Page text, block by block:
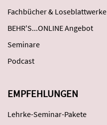
Fachbücher & Loseblattwerke
BEHR'S...ONLINE Angebot
Seminare
Podcast
EMPFEHLUNGEN
Lehrke-Seminar-Pakete